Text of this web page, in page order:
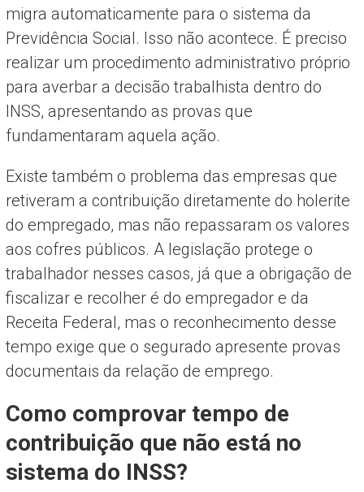
migra automaticamente para o sistema da
Previdência Social. Isso não acontece. É preciso
realizar um procedimento administrativo próprio
para averbar a decisão trabalhista dentro do
INSS, apresentando as provas que
fundamentaram aquela ação.
Existe também o problema das empresas que
retiveram a contribuição diretamente do holerite
do empregado, mas não repassaram os valores
aos cofres públicos. A legislação protege o
trabalhador nesses casos, já que a obrigação de
fiscalizar e recolher é do empregador e da
Receita Federal, mas o reconhecimento desse
tempo exige que o segurado apresente provas
documentais da relação de emprego.
Como comprovar tempo de
contribuição que não está no
sistema do INSS?